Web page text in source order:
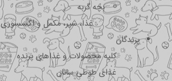
بچه گربه
غذا، شیر، مکمل و اکسسوری
پرندگان
کلیه محصولات و غذاهای پرنده
غذای طوطی سانان